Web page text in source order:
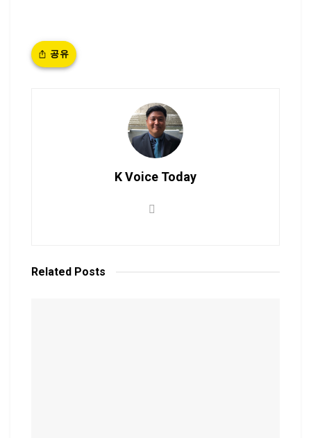
공유
K Voice Today
Related Posts